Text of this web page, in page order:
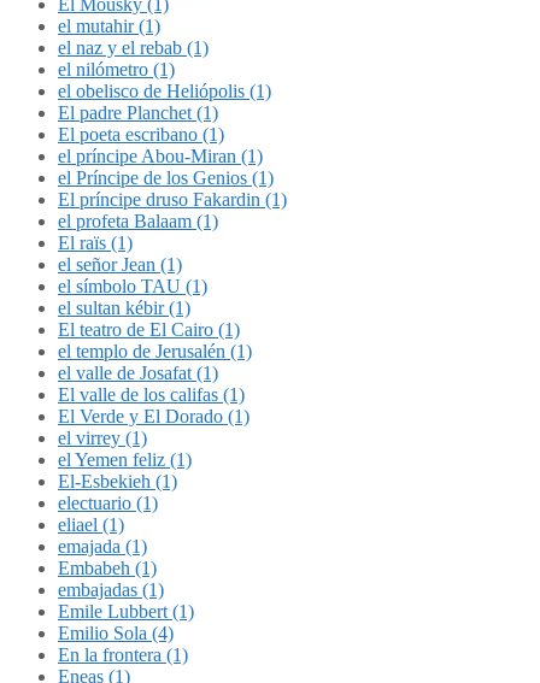
El Mousky (1)
el mutahir (1)
el naz y el rebab (1)
el nilómetro (1)
el obelisco de Heliópolis (1)
El padre Planchet (1)
El poeta escribano (1)
el príncipe Abou-Miran (1)
el Príncipe de los Genios (1)
El príncipe druso Fakardin (1)
el profeta Balaam (1)
El raïs (1)
el señor Jean (1)
el símbolo TAU (1)
el sultan kébir (1)
El teatro de El Cairo (1)
el templo de Jerusalén (1)
el valle de Josafat (1)
El valle de los califas (1)
El Verde y El Dorado (1)
el virrey (1)
el Yemen feliz (1)
El-Esbekieh (1)
electuario (1)
eliael (1)
emajada (1)
Embabeh (1)
embajadas (1)
Emile Lubbert (1)
Emilio Sola (4)
En la frontera (1)
Eneas (1)